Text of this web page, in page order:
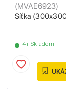
Síťka
(MVAE6923)
4+ Skladem